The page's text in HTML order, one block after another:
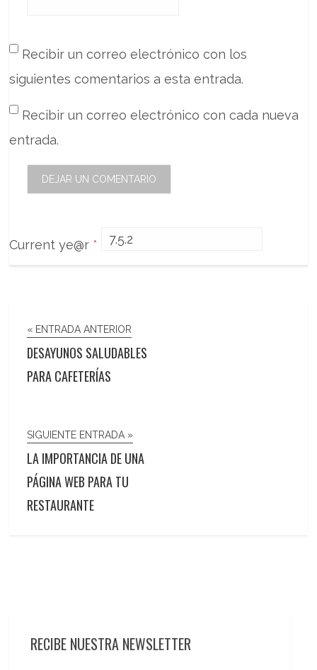
Recibir un correo electrónico con los
siguientes comentarios a esta entrada.
Recibir un correo electrónico con cada nueva
entrada.
Current ye@r *
« ENTRADA ANTERIOR
DESAYUNOS SALUDABLES
PARA CAFETERÍAS
SIGUIENTE ENTRADA »
LA IMPORTANCIA DE UNA
PÁGINA WEB PARA TU
RESTAURANTE
RECIBE NUESTRA NEWSLETTER